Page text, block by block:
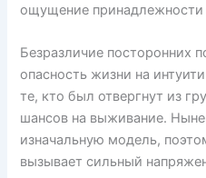
ощущение принадлежности
Безразличие посторонних
опасность жизни на
те, кто был отвергнут из
шансов на выживание.
изначальную модель,
вызывает сильный